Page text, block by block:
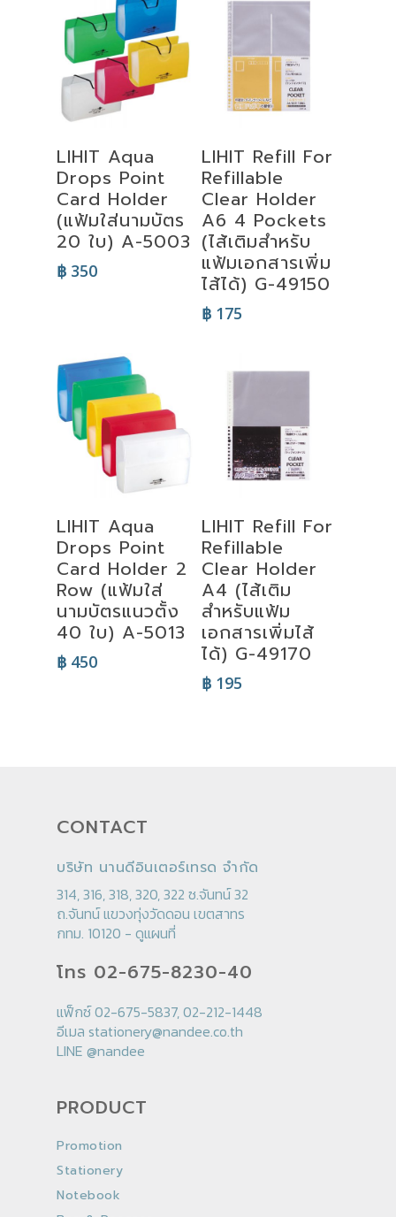
Select
Options
LIHIT Aqua
Drops Point
Card Holder
(แฟ้มใส่นามบัตร
20 ใบ) A-5003
฿ 350
Add To Cart
LIHIT Refill For
Refillable
Clear Holder
A6 4 Pockets
(ไส้เติมสำหรับ
แฟ้มเอกสารเพิ่ม
ไส้ได้) G-49150
฿175
Select
Options
LIHIT Aqua
Drops Point
Card Holder 2
Row (แฟ้มใส่
นามบัตรแนวตั้ง
40 ใบ) A-5013
฿ 450
Add To Cart
LIHIT Refill For
Refillable
Clear Holder
A4 (ไส้เติม
สำหรับแฟ้ม
เอกสารเพิ่มไส้
ได้) G-49170
฿195
CONTACT
บริษัท นานดีอินเตอร์เทรด จำกัด
314, 316, 318, 320, 322 ซ.จันทน์ 32
ถ.จันทน์ แขวงทุ่งวัดดอน เขตสาทร
กทม. 10120 - ดูแผนที่
โทร 02-675-8230-40
แฟ็กซ์ 02-675-5837, 02-212-1448
อีเมล stationery@nandee.co.th
LINE @nandee
PRODUCT
Promotion
Stationery
Notebook